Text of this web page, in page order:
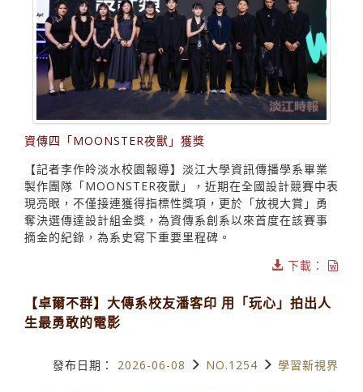
資傳四「MOONSTER夜獸」獲獎
【記者李作皊淡水校園報導】淡江大學資訊傳播學系畢業
製作團隊「MOONSTER夜獸」，近期在全國設計競賽中表
現亮眼，不僅接連獲得指標性獎項，更於「放視大賞」勇
奪決選傳達設計組金獎，為資傳系創系以來首度在該賽事
摘金的紀錄，為系史寫下重要里程碑。
下載：
【卓爾不群】大傳系校友潘客印 用「玩心」拍出人
生最勇敢的電影
發布日期： 2026-06-08 NO.1254 學習新視界